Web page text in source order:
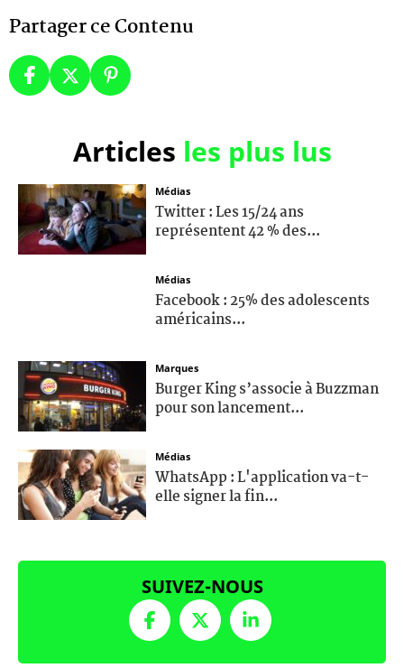
Partager ce Contenu
Articles les plus lus
Médias
Twitter : Les 15/24 ans
représentent 42 % des...
Médias
Facebook : 25% des adolescents
américains...
Marques
Burger King s’associe à Buzzman
pour son lancement...
Médias
WhatsApp : L'application va-t-
elle signer la fin...
SUIVEZ-NOUS